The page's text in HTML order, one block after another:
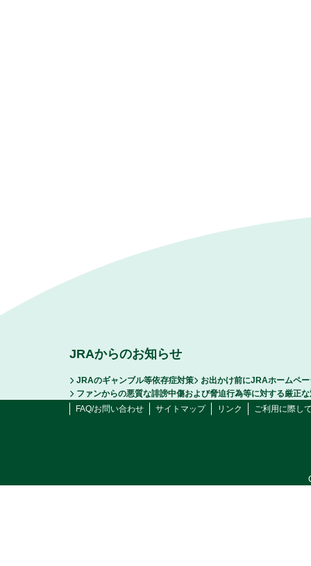
JRAからのお知らせ
JRAのギャンブル等依存症対策
お出かけ前にJRAホームペ
ファンからの悪質な誹謗中傷および脅迫行為等に対する厳正
FAQ/お問い合わせ
サイトマップ リンク ご利用に際し